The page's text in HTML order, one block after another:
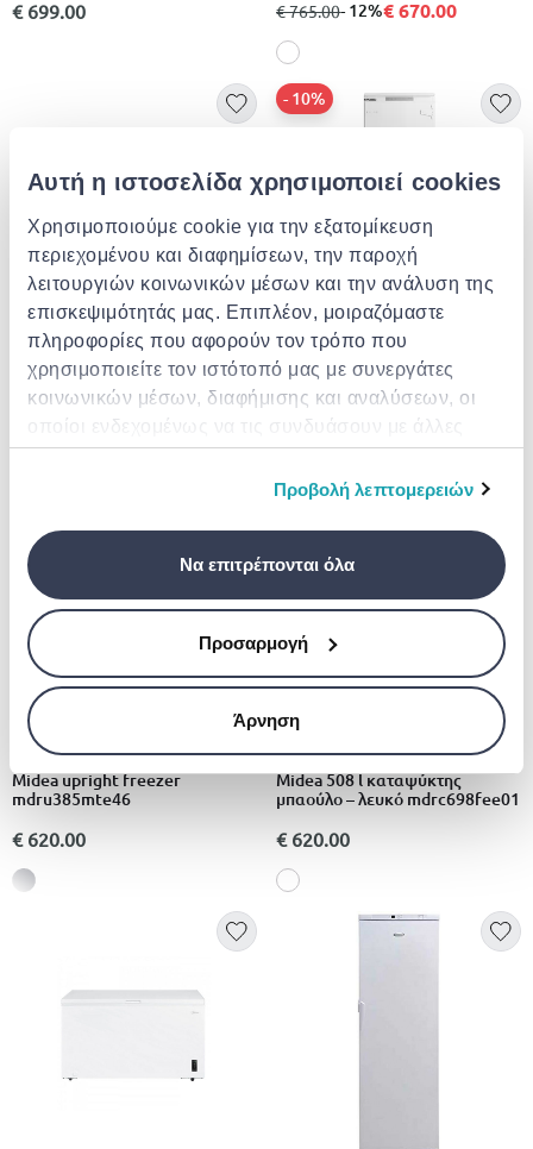
Αυτή η ιστοσελίδα χρησιμοποιεί cookies
Χρησιμοποιούμε cookie για την εξατομίκευση
περιεχομένου και διαφημίσεων, την παροχή
λειτουργιών κοινωνικών μέσων και την ανάλυση της
επισκεψιμότητάς μας. Επιπλέον, μοιραζόμαστε
πληροφορίες που αφορούν τον τρόπο που
χρησιμοποιείτε τον ιστότοπό μας με συνεργάτες
κοινωνικών μέσων, διαφήμισης και αναλύσεων, οι
οποίοι ενδεχομένως να τις συνδυάσουν με άλλες
πληροφορίες που τους έχετε παραχωρήσει ή τις
οποίες έχουν συλλέξει σε σχέση με την από μέρους
Προβολή λεπτομερειών
Να επιτρέπονται όλα
Προσαρμογή
Άρνηση
€ 699.00 από
€ 765.00σε
- 12%€ 670.00
VOX
Vox κάθετος καταψύκτης
vf3715ixe
€ 630.00
MIDEA
Midea built in upright freezer
€ 699.00
- 10%
€ 629.00
MIDEA
Midea upright freezer
mdru385mte46
€ 620.00
MIDEA
Midea 508 l καταψύκτης
μπαούλο – λευκό mdrc698fee01
€ 620.00